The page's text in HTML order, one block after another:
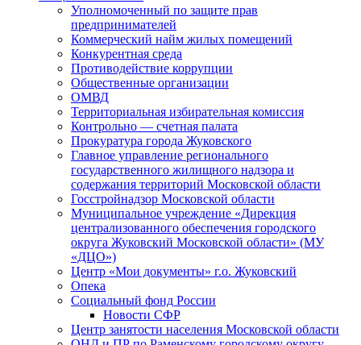
Уполномоченный по защите прав
предпринимателей
Коммерческий найм жилых помещений
Конкурентная среда
Противодействие коррупции
Общественные организации
ОМВД
Территориальная избирательная комиссия
Контрольно — счетная палата
Прокуратура города Жуковского
Главное управление регионального
государственного жилищного надзора и
содержания территорий Московской области
Госстройнадзор Московской области
Муниципальное учреждение «Дирекция
централизованного обеспечения городского
округа Жуковский Московской области» (МУ
«ДЦО»)
Центр «Мои документы» г.о. Жуковский
Опека
Социальный фонд России
Новости СФР
Центр занятости населения Московской области